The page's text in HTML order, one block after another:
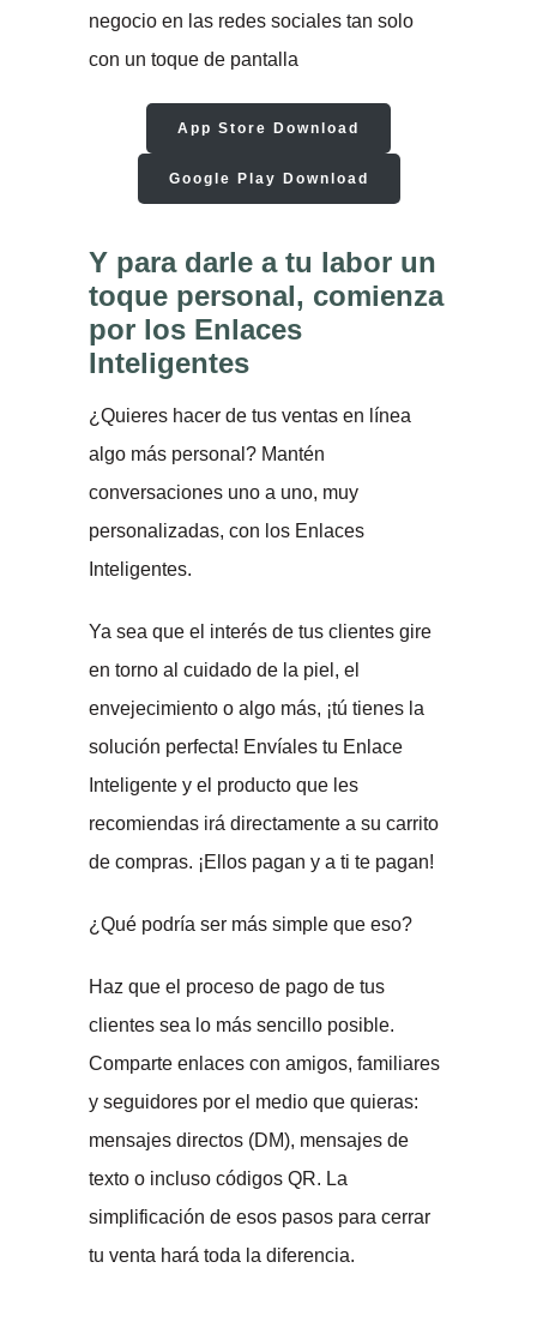
negocio en las redes sociales tan solo
con un toque de pantalla
App Store Download
Google Play Download
Y para darle a tu labor un
toque personal, comienza
por los Enlaces
Inteligentes
¿Quieres hacer de tus ventas en línea
algo más personal? Mantén
conversaciones uno a uno, muy
personalizadas, con los Enlaces
Inteligentes.
Ya sea que el interés de tus clientes gire
en torno al cuidado de la piel, el
envejecimiento o algo más, ¡tú tienes la
solución perfecta! Envíales tu Enlace
Inteligente y el producto que les
recomiendas irá directamente a su carrito
de compras. ¡Ellos pagan y a ti te pagan!
¿Qué podría ser más simple que eso?
Haz que el proceso de pago de tus
clientes sea lo más sencillo posible.
Comparte enlaces con amigos, familiares
y seguidores por el medio que quieras:
mensajes directos (DM), mensajes de
texto o incluso códigos QR. La
simplificación de esos pasos para cerrar
tu venta hará toda la diferencia.